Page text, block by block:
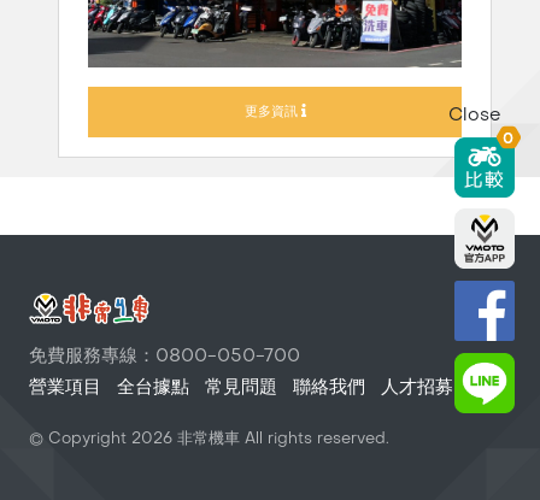
更多資訊
免費服務專線：0800-050-700
營業項目
全台據點 常見問題 聯絡我們 人才招募
© Copyright 2026 非常機車 All rights reserved.
Close
0